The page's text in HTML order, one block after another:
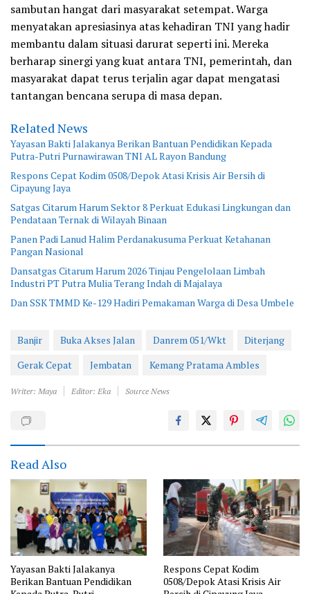
sambutan hangat dari masyarakat setempat. Warga
menyatakan apresiasinya atas kehadiran TNI yang hadir
membantu dalam situasi darurat seperti ini. Mereka
berharap sinergi yang kuat antara TNI, pemerintah, dan
masyarakat dapat terus terjalin agar dapat mengatasi
tantangan bencana serupa di masa depan.
Related News
Yayasan Bakti Jalakanya Berikan Bantuan Pendidikan Kepada
Putra-Putri Purnawirawan TNI AL Rayon Bandung
Respons Cepat Kodim 0508/Depok Atasi Krisis Air Bersih di
Cipayung Jaya
Satgas Citarum Harum Sektor 8 Perkuat Edukasi Lingkungan dan
Pendataan Ternak di Wilayah Binaan
Panen Padi Lanud Halim Perdanakusuma Perkuat Ketahanan
Pangan Nasional
Dansatgas Citarum Harum 2026 Tinjau Pengelolaan Limbah
Industri PT Putra Mulia Terang Indah di Majalaya
Dan SSK TMMD Ke-129 Hadiri Pemakaman Warga di Desa Umbele
Banjir Buka Akses Jalan Danrem 051/Wkt
Diterjang
Gerak Cepat
Jembatan Kemang Pratama Ambles
Writer: Maya Editor: Eka Source News
Read Also
Yayasan Bakti Jalakanya
Berikan Bantuan Pendidikan
Respons Cepat Kodim
0508/Depok Atasi Krisis Air